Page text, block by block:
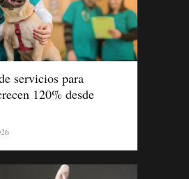
servicios para
120% desde